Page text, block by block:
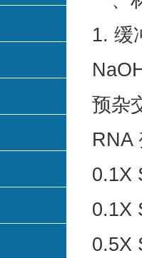
1. 缓
预杂
RNA
0.1X
0.1X
0.5X